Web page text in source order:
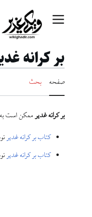
منوی اصلی
بر کرانه
صفحه بحث
بر کرانه غدیرممکن است به
کتاب بر کرانه غدیر
کتاب بر کرانه غدیر